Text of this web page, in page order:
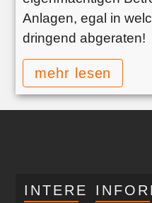
Anlagen, egal in
dringend abgeraten!
mehr lesen
INTERESSANT